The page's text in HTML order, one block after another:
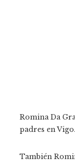
Romina Da
padres en
También